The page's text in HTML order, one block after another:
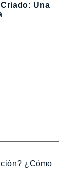
Una
¿Cómo